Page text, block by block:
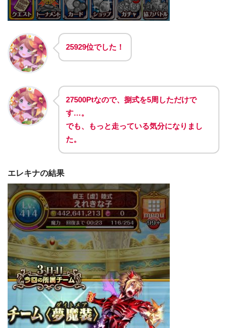
25929位でした！
27500Ptなので、捌式を5周しただけで
す…。
でも、もっと走っている気分になりまし
た。
エレキナの結果